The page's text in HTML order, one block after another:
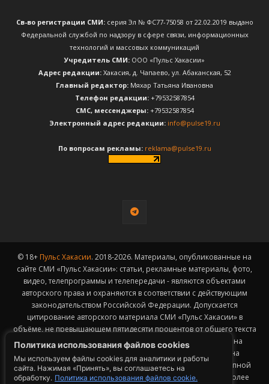
Политика использования файлов cookies
Мы используем файлы cookies для аналитики и работы
сайта. Нажимая «Принять», вы соглашаетесь на
обработку. Политика использования файлов cookie.
Св-во регистрации СМИ:серия Эл № ФС77-75058 от 22.02.2019 выдано
Федеральной службой по надзору в сфере связи, информационных
технологий и массовых коммуникаций
Учредитель СМИ: ООО «Пульс Хакасии»
Адрес редакции:Хакасия, д. Чапаево, ул. Абаканская, 52
Главный редактор: Мяхар Татьяна Ивановна
Телефон редакции:+79532587854
CМС, мессенджеры:+79532587854
Электронный адрес редакции: info@pulse19.ru
По вопросам рекламы: reklama@pulse19.ru
© 18+ Пульс Хакасии. 2018-2026. Материалы, опубликованные на
сайте СМИ «Пульс Хакасии»: статьи, рекламные материалы, фото,
видео, телепрограммы и телепередачи - являются объектами
авторского права и охраняются в соответствии с действующим
законодательством Российской Федерации. Допускается
цитирование авторского материала СМИ «Пульс Хакасии» в
объёме, не превышающем пятидесяти процентов от общего текста
публикации с обязательным размещением гиперссылки на
страницу заимствования материала. Гиперссылка должна
размещаться в тексте цитируемого материала и быть доступной
для индексации поисковыми системами. Заимствование более